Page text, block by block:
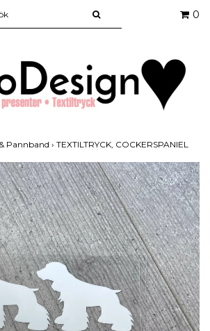
0
Pannband › TEXTILTRYCK, COCKERSPANIEL